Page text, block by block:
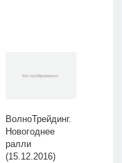
ВолноТрейдинг.
Новогоднее
ралли
(15.12.2016)